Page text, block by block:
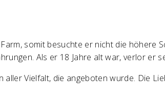
somit besuchte er nicht die höhere
Als er 18 Jahre alt war, verlor er
Vielfalt, die angeboten wurde. Die